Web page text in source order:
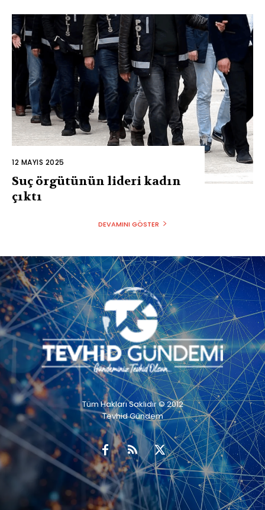
12 MAYIS 2025
Suç örgütünün lideri kadın
çıktı
DEVAMINI GÖSTER
Tüm Hakları Saklıdır © 2012
Tevhid Gündem